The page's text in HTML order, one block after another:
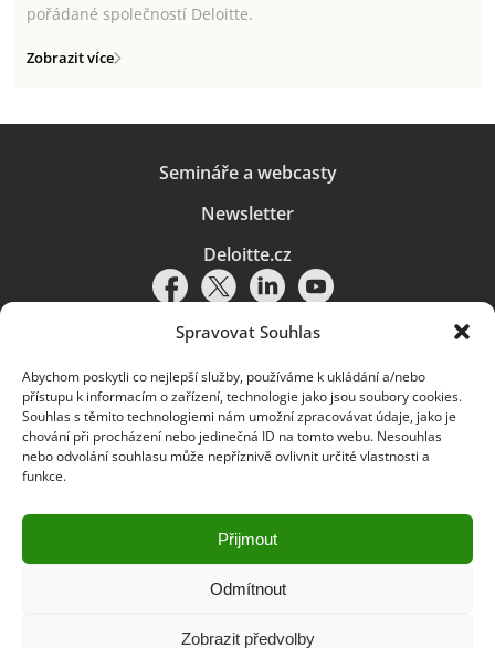
Spravovat Souhlas
Abychom poskytli co nejlepší služby, používáme k ukládání a/nebo
přístupu k informacím o zařízení, technologie jako jsou soubory cookies.
Souhlas s těmito technologiemi nám umožní zpracovávat údaje, jako je
chování při procházení nebo jedinečná ID na tomto webu. Nesouhlas
nebo odvolání souhlasu může nepříznivě ovlivnit určité vlastnosti a
funkce.
Přijmout
Odmítnout
Zobrazit předvolby
pořádané společností Deloitte.
Zobrazit více
Semináře a webcasty
Newsletter
Deloitte.cz
Pravidla používání|Ochrana osobních údajů|Soubory cookies |
Deloitte.cz
© 2026. Více informací najdete vPravidlech používání.
Deloitte označuje jednu či více společností globální sítě členských
a přidružené subjekty (souhrnně „organizace Deloitte“). Společnost DTTL
(rovněž označovaná jako „Deloitte Global“) a každá z jejích členských
společností a jejich přidružených subjektů je samostatným a nezávislým
právním subjektem, který není oprávněn zavazovat nebo přijímat závazky
za jinou z těchto členských společností a jejich přidružených subjektů ve
pochybení, nikoli za jednání či pochybení jiných členských společností či